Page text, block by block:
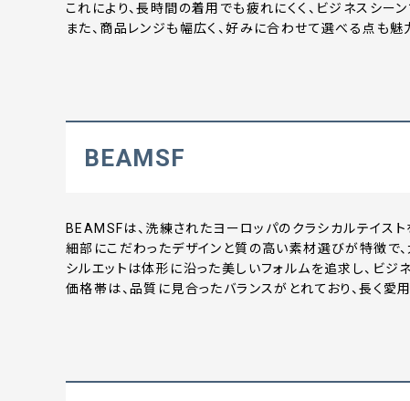
これにより、長時間の着用でも疲れにくく、ビジネスシー
また、商品レンジも幅広く、好みに合わせて選べる点も魅
BEAMSF
BEAMSFは、洗練されたヨーロッパのクラシカルテイスト
細部にこだわったデザインと質の高い素材選びが特徴で
シルエットは体形に沿った美しいフォルムを追求し、ビ
価格帯は、品質に見合ったバランスがとれており、長く愛